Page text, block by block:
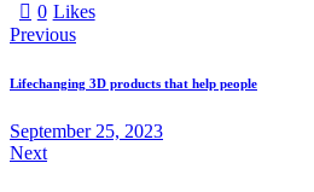
0 Likes
Previous
Lifechanging 3D products that help people
September 25, 2023
Next